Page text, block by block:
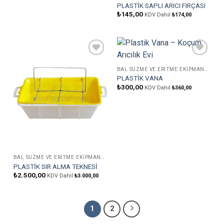
PLASTİK SAPLI ARICI FIRÇASI
₺145,00 KDV Dahil ₺174,00
Ekle
PLASTİK SIR ALMA TEKNESİ
₺2.500,00 KDV Dahil ₺3.000,00
Ekle
PLASTİK VANA
₺300,00 KDV Dahil ₺360,00
1 2